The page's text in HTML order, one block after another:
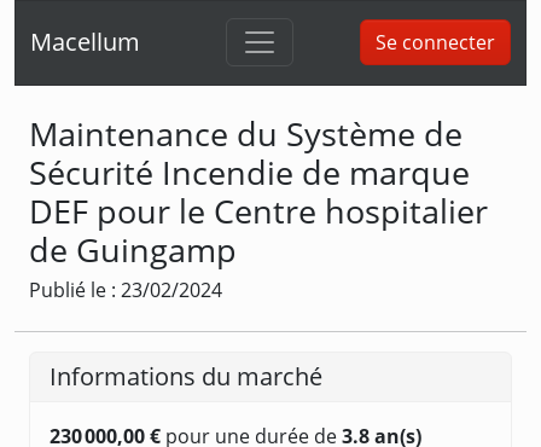
Macellum Se connecter
Maintenance du Système de
Sécurité Incendie de marque
DEF pour le Centre hospitalier
de Guingamp
Publié le : 23/02/2024
Informations du marché
230 000,00 € pour une durée de3.8 an(s)